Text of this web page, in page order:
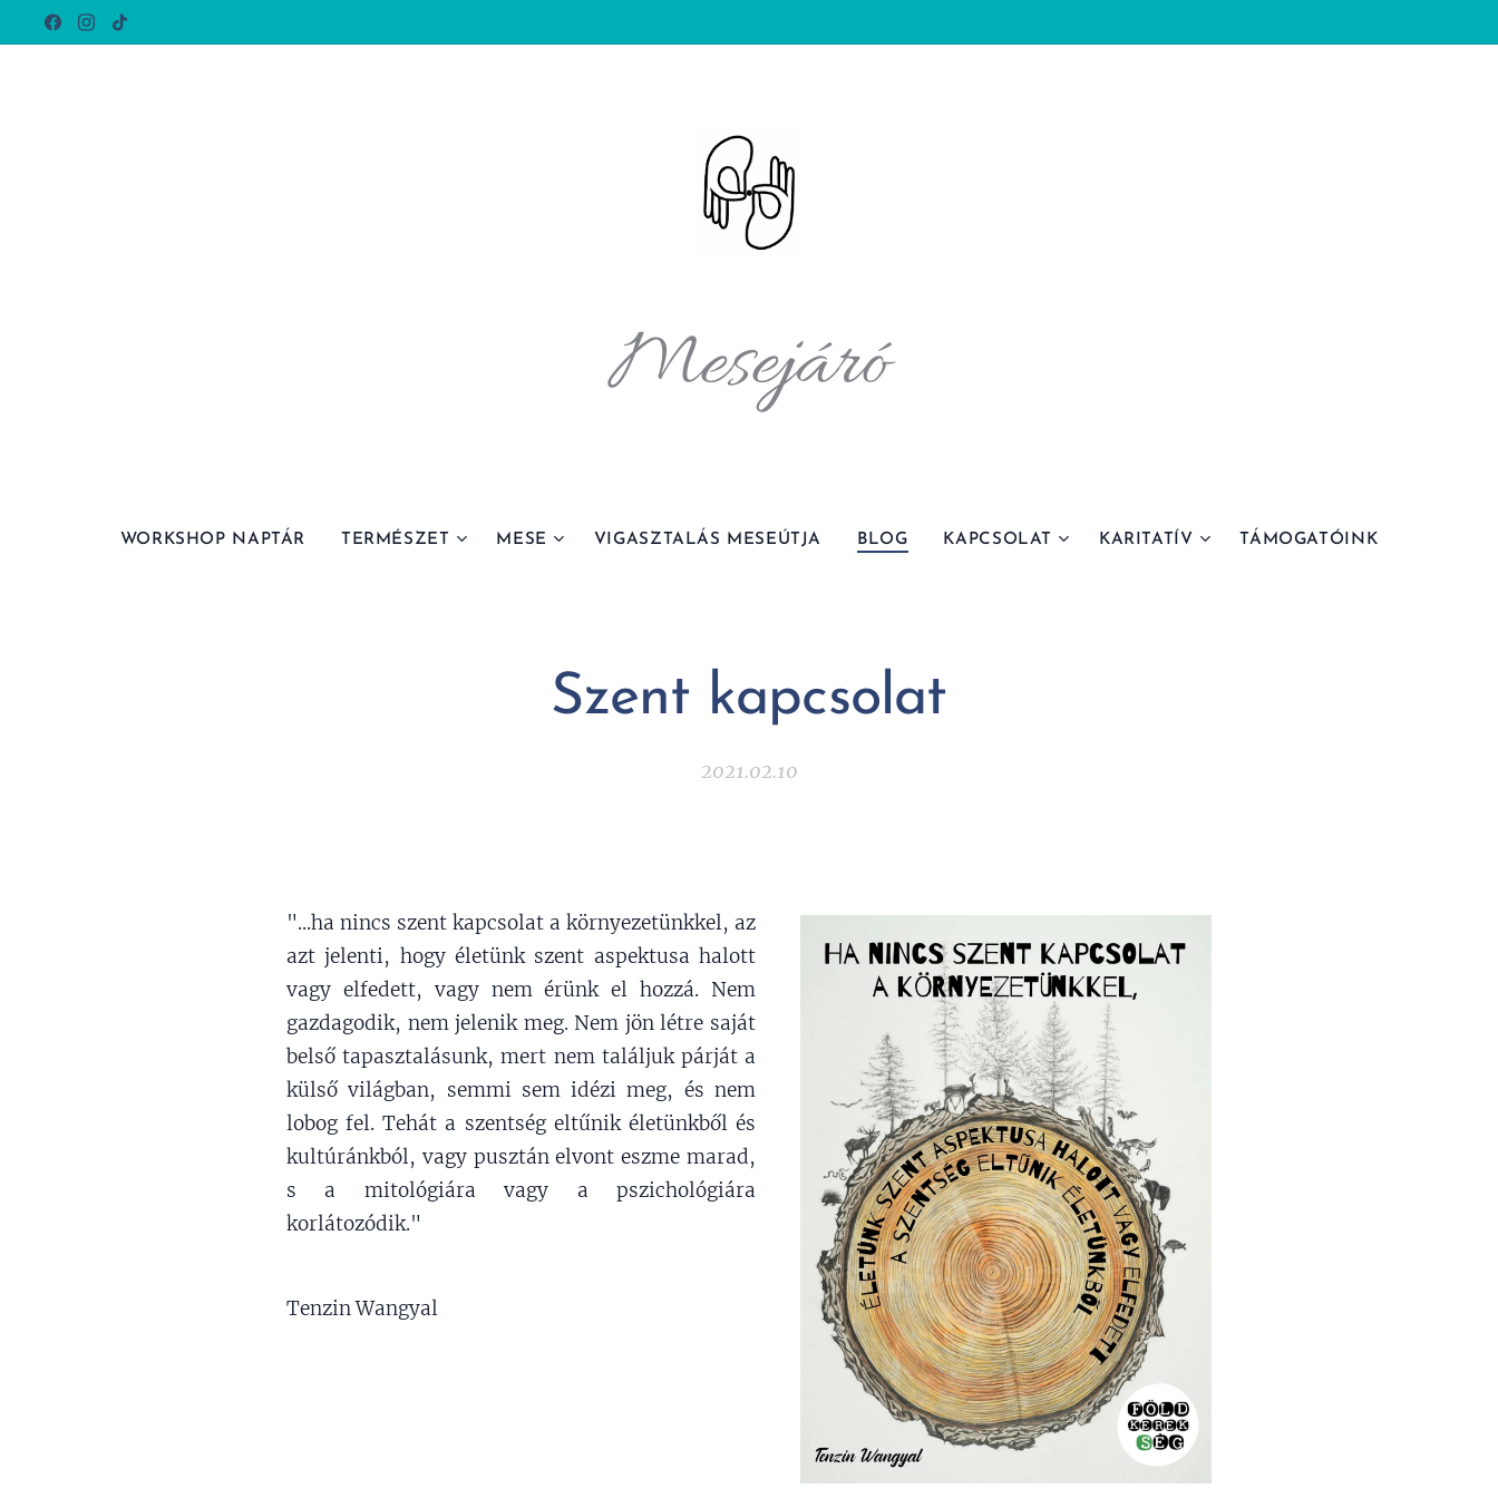
Mesejáró
WORKSHOP NAPTÁR TERMÉSZET MESE VIGASZTALÁS MESEÚTJA BLOG KAPCSOLAT KARITATÍV TÁMOGATÓINK
Szent kapcsolat
2021.02.10
"...ha nincs szent kapcsolat a környezetünkkel, az
azt jelenti, hogy életünk szent aspektusa halott
vagy elfedett, vagy nem érünk el hozzá. Nem
gazdagodik, nem jelenik meg. Nem jön létre saját
belső tapasztalásunk, mert nem találjuk párját a
külső világban, semmi sem idézi meg, és nem
lobog fel. Tehát a szentség eltűnik életünkből és
kultúránkból, vagy pusztán elvont eszme marad,
s a mitológiára vagy a pszichológiára
korlátozódik."
Tenzin Wangyal